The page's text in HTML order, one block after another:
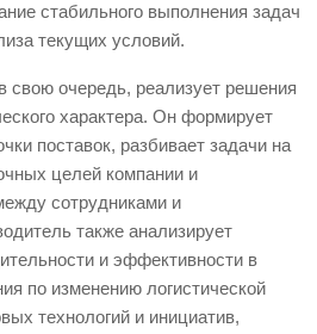
стабильного выполнения задач
текущих условий.
свою очередь, реализует решения
характера. Он формирует
поставок, разбивает задачи на
целей компании и
сотрудниками и
также анализирует
и эффективности в
по изменению логистической
технологий и инициатив,